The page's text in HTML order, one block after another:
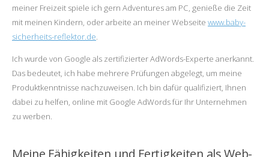
meiner Freizeit spiele ich gern Adventures am PC, genieße die Zeit
mit meinen Kindern, oder arbeite an meiner Webseite www.baby-
sicherheits-reflektor.de.
Ich wurde von Google als zertifizierter AdWords-Experte anerkannt.
Das bedeutet, ich habe mehrere Prüfungen abgelegt, um meine
Produktkenntnisse nachzuweisen. Ich bin dafür qualifiziert, Ihnen
dabei zu helfen, online mit Google AdWords für Ihr Unternehmen
zu werben.
Meine Fähigkeiten und Fertigkeiten als Web-